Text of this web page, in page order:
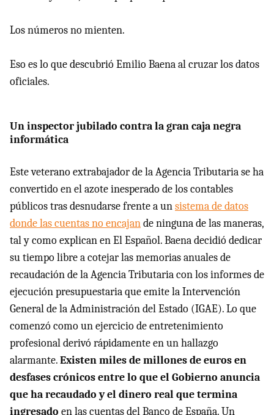
Los números no mienten.
Eso es lo que descubrió Emilio Baena al cruzar los datos
oficiales.
Un inspector jubilado contra la gran caja negra
informática
Este veterano extrabajador de la Agencia Tributaria se ha
convertido en el azote inesperado de los contables
públicos tras desnudarse frente a unsistema de datos
donde las cuentas no encajande ninguna de las maneras,
tal y como explican en El Español. Baena decidió dedicar
su tiempo libre a cotejar las memorias anuales de
recaudación de la Agencia Tributaria con los informes de
ejecución presupuestaria que emite la Intervención
General de la Administración del Estado (IGAE). Lo que
comenzó como un ejercicio de entretenimiento
profesional derivó rápidamente en un hallazgo
alarmante.Existen miles de millones de euros en
desfases crónicos entre lo que el Gobierno anuncia
que ha recaudado y el dinero real que termina
ingresado en las cuentas del Banco de España. Un